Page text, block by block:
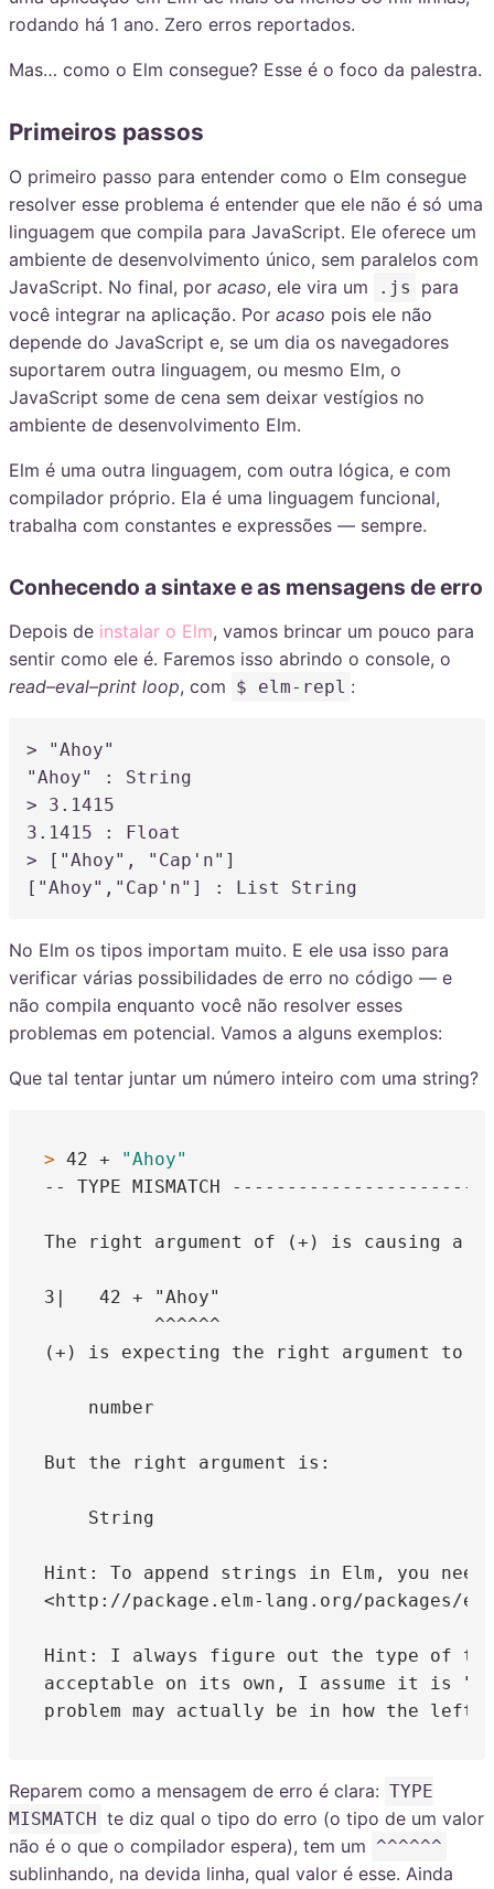
rodando há 1 ano. Zero erros reportados.
Mas… como o Elm consegue? Esse é o foco da palestra.
Primeiros passos
O primeiro passo para entender como o Elm consegue
resolver esse problema é entender que ele não é só uma
linguagem que compila para JavaScript. Ele oferece um
ambiente de desenvolvimento único, sem paralelos com
JavaScript. No final, por acaso, ele vira um .js
para
você integrar na aplicação. Por acaso pois ele não
depende do JavaScript e, se um dia os navegadores
suportarem outra linguagem, ou mesmo Elm, o
JavaScript some de cena sem deixar vestígios no
ambiente de desenvolvimento Elm.
Elm é uma outra linguagem, com outra lógica, e com
compilador próprio. Ela é uma linguagem funcional,
trabalha com constantes e expressões — sempre.
Conhecendo a sintaxe e as mensagens de erro
Depois de instalar o Elm, vamos brincar um pouco para
sentir como ele é. Faremos isso abrindo o console, o
read–eval–print loop, com $ elm-repl :
>
"Ahoy"
"Ahoy"
:
String
> 3.1415
3.1415
:
Float
> [ "Ahoy" , " Cap'n" ]
[ "Ahoy" , "Cap'n" ] : List String
No Elm os tipos importam muito. E ele usa isso para
verificar várias possibilidades de erro no código — e
não compila enquanto você não resolver esses
problemas em potencial. Vamos a alguns exemplos:
Que tal tentar juntar um número inteiro com uma string?
> 42 +
"Ahoy"
-- TYPE MISMATCH
The right argument of (+) is causing a
3|   42 + "Ahoy"
          ^^^^^^
(+) is expecting the right argument to
    number
But the right argument is:
    String
Hint: To append strings in Elm, you
<http://package.elm-lang.org/packages/
Hint: I always figure out the type of
acceptable on its own, I assume it is
Reparem como a mensagem de erro é clara: TYPE
MISMATCH te diz qual o tipo do erro (o tipo de um valor
não é o que o compilador espera), tem um ^^^^^^
sublinhando, na devida linha, qual valor é esse. Ainda